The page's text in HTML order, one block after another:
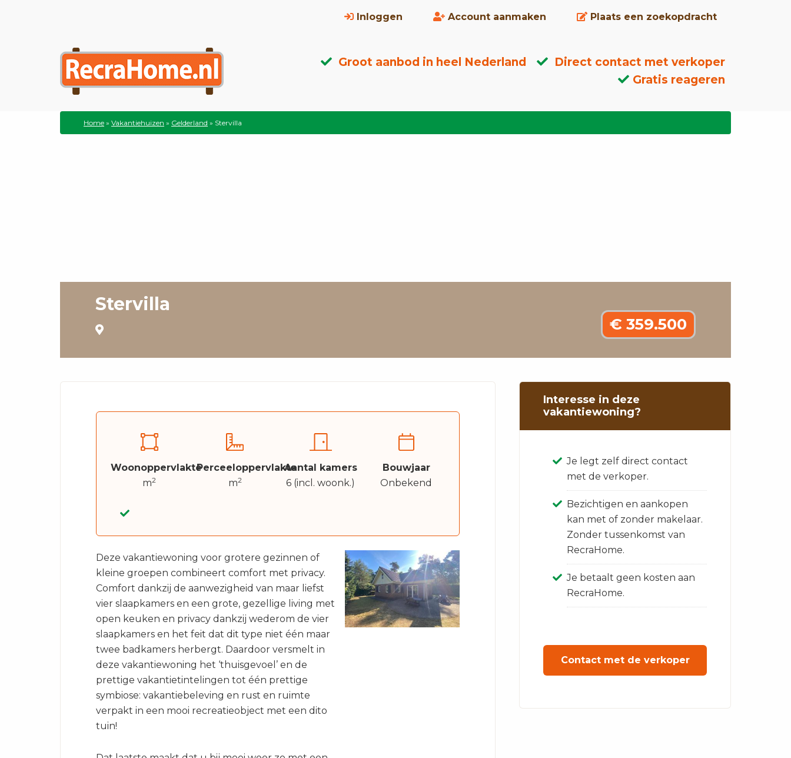
Inloggen Account aanmaken Plaats een zoekopdracht
Groot aanbod in heel Nederland
Direct contact met verkoper
Gratis reageren
Home » Vakantiehuizen » Gelderland » Stervilla
Stervilla
€ 359.500
Woonoppervlakte
m2
Perceeloppervlakte
m2
Aantal kamers
6 (incl. woonk.)
Bouwjaar
Onbekend
Deze vakantiewoning voor grotere gezinnen of
kleine groepen combineert comfort met privacy.
Comfort dankzij de aanwezigheid van maar liefst
vier slaapkamers en een grote, gezellige living met
open keuken en privacy dankzij wederom de vier
slaapkamers en het feit dat dit type niet één maar
twee badkamers herbergt. Daardoor versmelt in
deze vakantiewoning het ‘thuisgevoel’ en de
prettige vakantietintelingen tot één prettige
symbiose: vakantiebeleving en rust en ruimte
verpakt in een mooi recreatieobject met een dito
tuin!
Interesse in deze
vakantiewoning?
Je legt zelf direct contact
met de verkoper.
Bezichtigen en aankopen
kan met of zonder makelaar.
Zonder tussenkomst van
RecraHome.
Je betaalt geen kosten aan
RecraHome.
Contact met de verkoper